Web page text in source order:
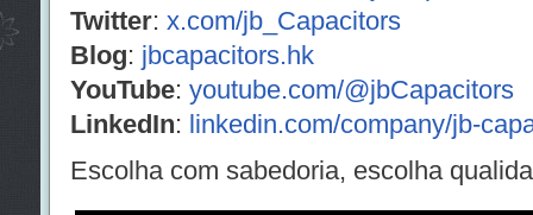
Twitter: x.com/jb_Capacitors
Blog: jbcapacitors.hk
YouTube: youtube.com/@jbCapacitors
LinkedIn: linkedin.com/company/jb-
Escolha com sabedoria, escolha